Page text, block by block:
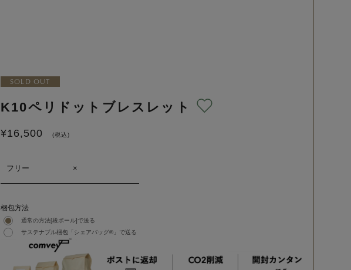
SOLD OUT
K10ペリドットブレスレット
¥16,500 (税込)
フリー ×
梱包方法
通常の方法[段ボール]で送る
サステナブル梱包「シェアバッグ®︎」で送る